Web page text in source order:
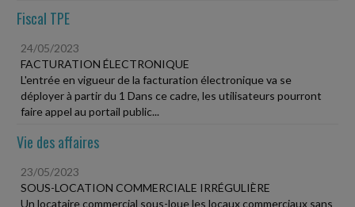
Fiscal TPE
24/05/2023
FACTURATION ÉLECTRONIQUE
L'entrée en vigueur de la facturation électronique va se
déployer à partir du 1 Dans ce cadre, les utilisateurs pourront
faire appel au portail public...
Vie des affaires
23/05/2023
SOUS-LOCATION COMMERCIALE IRRÉGULIÈRE
Un locataire commercial sous-loue les locaux commerciaux sans